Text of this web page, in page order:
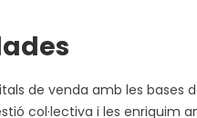
de venda amb les bases
col·lectiva i les enriquim